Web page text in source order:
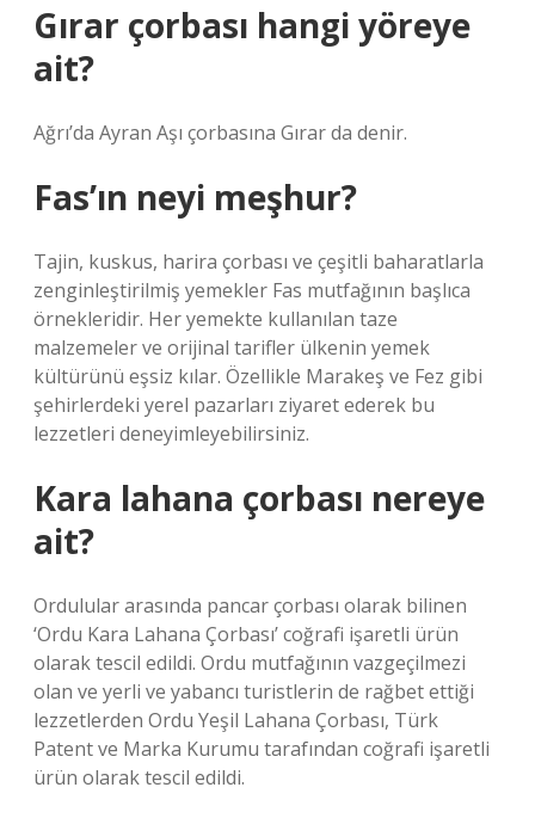
Gırar çorbası hangi yöreye
ait?
Ağrı’da Ayran Aşı çorbasına Gırar da denir.
Fas’ın neyi meşhur?
Tajin, kuskus, harira çorbası ve çeşitli baharatlarla
zenginleştirilmiş yemekler Fas mutfağının başlıca
örnekleridir. Her yemekte kullanılan taze
malzemeler ve orijinal tarifler ülkenin yemek
kültürünü eşsiz kılar. Özellikle Marakeş ve Fez gibi
şehirlerdeki yerel pazarları ziyaret ederek bu
lezzetleri deneyimleyebilirsiniz.
Kara lahana çorbası nereye
ait?
Ordulular arasında pancar çorbası olarak bilinen
‘Ordu Kara Lahana Çorbası’ coğrafi işaretli ürün
olarak tescil edildi. Ordu mutfağının vazgeçilmezi
olan ve yerli ve yabancı turistlerin de rağbet ettiği
lezzetlerden Ordu Yeşil Lahana Çorbası, Türk
Patent ve Marka Kurumu tarafından coğrafi işaretli
ürün olarak tescil edildi.